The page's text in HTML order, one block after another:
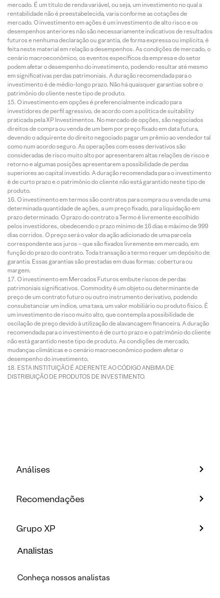
mercado. É um título de renda variável, ou seja, um investimento no qual a
rentabilidade não é preestabelecida, varia conforme as cotações de
mercado. O investimento em ações é um investimento de alto risco e os
desempenhos anteriores não são necessariamente indicativos de resultados
futuros e nenhuma declaração ou garantia, de forma expressa ou implícita, é
feita neste material em relação a desempenhos. As condições de mercado, o
cenário macroeconômico, os eventos específicos da empresa e do setor
podem afetar o desempenho do investimento, podendo resultar até mesmo
em significativas perdas patrimoniais. A duração recomendada para o
investimento é de médio-longo prazo. Não há quaisquer garantias sobre o
patrimônio do cliente neste tipo de produto.
O investimento em opções é preferencialmente indicado para
investidores de perfil agressivo, de acordo com a política de suitability
praticada pela XP Investimentos. No mercado de opções, são negociados
direitos de compra ou venda de um bem por preço fixado em data futura,
devendo o adquirente do direito negociado pagar um prêmio ao vendedor tal
como num acordo seguro. As operações com esses derivativos são
consideradas de risco muito alto por apresentarem altas relações de risco e
retorno e algumas posições apresentarem a possibilidade de perdas
superiores ao capital investido. A duração recomendada para o investimento
é de curto prazo e o patrimônio do cliente não está garantido neste tipo de
produto.
O investimento em termos são contratos para compra ou a venda de uma
determinada quantidade de ações, a um preço fixado, para liquidação em
prazo determinado. O prazo do contrato a Termo é livremente escolhido
pelos investidores, obedecendo o prazo mínimo de 16 dias e máximo de 999
dias corridos. O preço será o valor da ação adicionado de uma parcela
correspondente aos juros – que são fixados livremente em mercado, em
função do prazo do contrato. Toda transação a termo requer um depósito de
garantia. Essas garantias são prestadas em duas formas: cobertura ou
margem.
O investimento em Mercados Futuros embute riscos de perdas
patrimoniais significativos. Commodity é um objeto ou determinante de
preço de um contrato futuro ou outro instrumento derivativo, podendo
consubstanciar um índice, uma taxa, um valor mobiliário ou produto físico. É
um investimento de risco muito alto, que contempla a possibilidade de
oscilação de preço devido à utilização de alavancagem financeira. A duração
recomendada para o investimento é de curto prazo e o patrimônio do cliente
não está garantido neste tipo de produto. As condições de mercado,
mudanças climáticas e o cenário macroeconômico podem afetar o
desempenho do investimento.
ESTA INSTITUIÇÃO É ADERENTE AO CÓDIGO ANBIMA DE
DISTRIBUIÇÃO DE PRODUTOS DE INVESTIMENTO.
Análises
Recomendações
Grupo XP
Analistas
Conheça nossos analistas